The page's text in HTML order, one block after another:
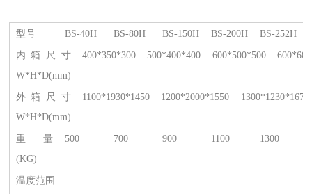
型号 BS-40H BS-80H BS-150H BS-200H BS-252H
内箱尺寸
W*H*D(mm)
400*350*300 500*400*400 600*500*500
外箱尺寸
W*H*D(mm)
1100*1930*1450 1200*2000*1550 1300*1230*1670
重量
(KG)
500 700 900 1100 1300
温度范围